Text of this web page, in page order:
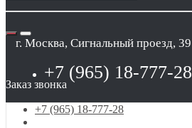
г. Москва, Сигнальный проезд, 39
+7 (965) 18-777-28
Заказ звонка
+7 (965) 18-777-28